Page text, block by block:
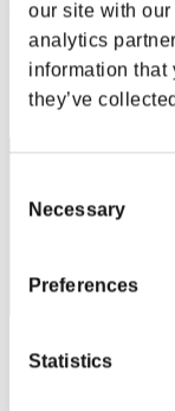
our site with
analytics
information that
they’ve
Selection
Necessary
Preferences
Statistics
AZ
Puntos:Lv:1/04'02"09
2
Puntos: -